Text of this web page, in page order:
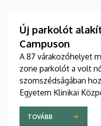
Új parkolót
Campuson
A 87 várakozóhelyet
zone parkolót a volt
szomszédságában
Egyetem Klinikai
Az új területet
a járművek előtt.
TOVÁBB